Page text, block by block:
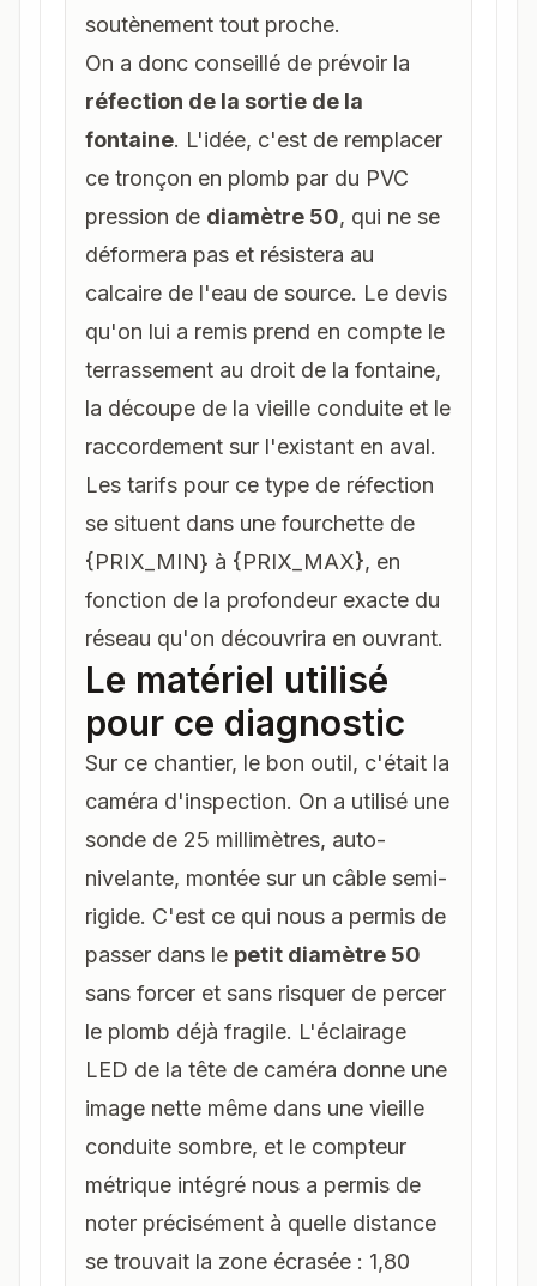
soutènement tout proche.
On a donc conseillé de prévoir la
réfection de la sortie de la
fontaine. L'idée, c'est de remplacer
ce tronçon en plomb par du PVC
pression de diamètre 50, qui ne se
déformera pas et résistera au
calcaire de l'eau de source. Le devis
qu'on lui a remis prend en compte le
terrassement au droit de la fontaine,
la découpe de la vieille conduite et le
raccordement sur l'existant en aval.
Les tarifs pour ce type de réfection
se situent dans une fourchette de
{PRIX_MIN} à {PRIX_MAX}, en
fonction de la profondeur exacte du
réseau qu'on découvrira en ouvrant.
Le matériel utilisé
pour ce diagnostic
Sur ce chantier, le bon outil, c'était la
caméra d'inspection. On a utilisé une
sonde de 25 millimètres, auto-
nivelante, montée sur un câble semi-
rigide. C'est ce qui nous a permis de
passer dans le petit diamètre 50
sans forcer et sans risquer de percer
le plomb déjà fragile. L'éclairage
LED de la tête de caméra donne une
image nette même dans une vieille
conduite sombre, et le compteur
métrique intégré nous a permis de
noter précisément à quelle distance
se trouvait la zone écrasée : 1,80